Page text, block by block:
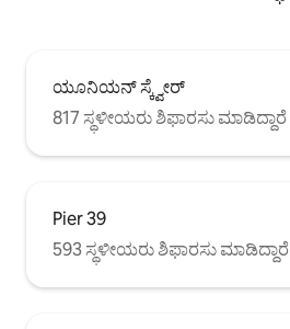
ಯೂನಿಯನ್ ಸ್ಕ್ವೇರ್
817 ಸ್ಥಳೀಯರು ಶಿಫಾರಸು ಮಾಡಿದ್ದಾರೆ
Pier 39
593 ಸ್ಥಳೀಯರು ಶಿಫಾರಸು ಮಾಡಿದ್ದಾರೆ